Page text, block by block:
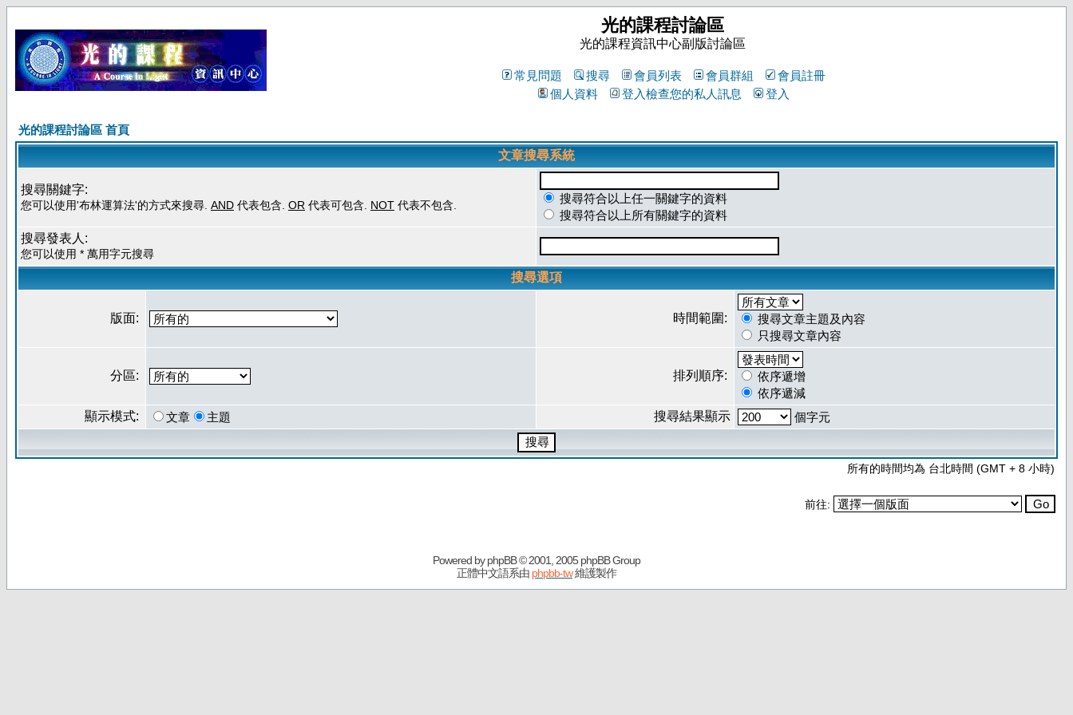
光的課程討論區
光的課程資訊中心副版討論區
常見問題 搜尋 會員列表 會員群組
會員註冊
個人資料
登入檢查您的私人訊息 登入
光的課程討論區 首頁
文章搜尋系統
搜尋關鍵字:
您可以使用'布林運算法'的方式來搜尋. AND 代表包含. OR 代表可包含. NOT 代表不包含.
搜尋符合以上任一關鍵字的資料
搜尋符合以上所有關鍵字的資料
搜尋發表人:
您可以使用 * 萬用字元搜尋
搜尋選項
版面: 時間範圍:
搜尋文章主題及內容
只搜尋文章內容
分區: 排列順序:
依序遞增
依序遞減
顯示模式:
文章 主題 搜尋結果顯示 個字元
所有的時間均為 台北時間 (GMT + 8 小時)
前往:
Powered byphpBB© 2001, 2005 phpBB Group
正體中文語系由 phpbb-tw維護製作